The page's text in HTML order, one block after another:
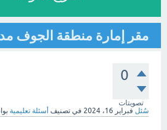
مقر إمارة منطقة الجوف
0
تصويتات
سُئل فبراير 16، 2024 في تصنيف أسئلة تعليمية